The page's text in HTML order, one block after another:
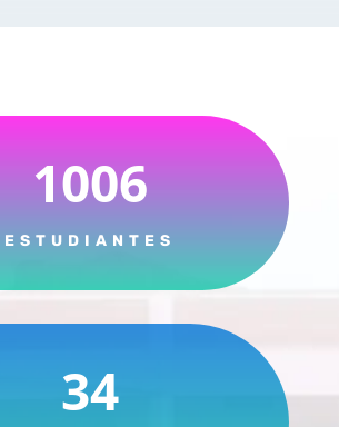
1006
ESTUDIANTES
34